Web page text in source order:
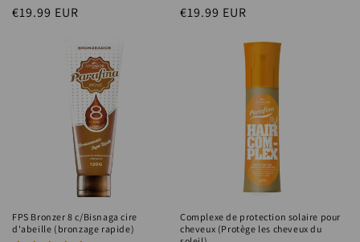
Prix
€19.99 EUR
Prix
€19.99 EUR
FPS Bronzer 8 c/Bisnaga cire
d'abeille (bronzage rapide)
Complexe de protection solaire pour
cheveux (Protège les cheveux du